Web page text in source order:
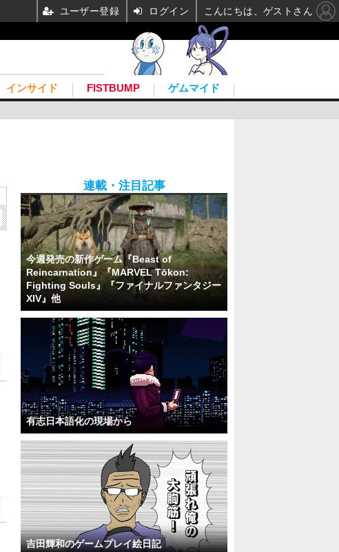
インサイド FISTBUMP ゲムマイド
連載・注目記事
今週発売の新作ゲーム『Beast of
Reincarnation』『MARVEL Tōkon:
Fighting Souls』『ファイナルファンタジー
XIV』他
有志日本語化の現場から
吉田輝和のゲームプレイ絵日記
ユーザー登録 ログイン こんにちは、ゲストさん